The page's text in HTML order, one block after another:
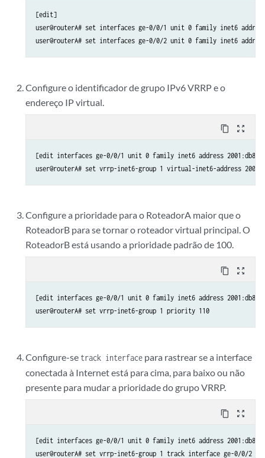
[edit]
user@routerA# set interfaces ge-0/0/1 unit 0 family inet6
Configure o identificador de grupo IPv6 VRRP e o
endereço IP virtual.
content_copy zoom_out_map
[edit interfaces ge-0/0/1 unit 0 family inet6 address
Configure a prioridade para o RoteadorA maior que o
RoteadorB para se tornar o roteador virtual principal. O
RoteadorB está usando a prioridade padrão de 100.
content_copy zoom_out_map
[edit interfaces ge-0/0/1 unit 0 family inet6 address
Configure-se track interface para rastrear se a interface
conectada à Internet está para cima, para baixo ou não
presente para mudar a prioridade do grupo VRRP.
content_copy zoom_out_map
[edit interfaces ge-0/0/1 unit 0 family inet6 address